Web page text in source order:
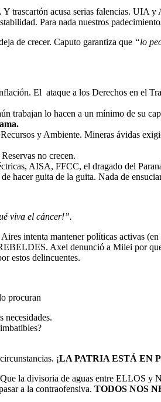
trascartón acusa serias falencias.
Para nada nuestros
de crecer. Caputo garantiza que “lo
El ataque a los Derechos en el
trabajan lo hacen a un mínimo de su
y Ambiente. Mineras ávidas
no crecen.
AISA, FFCC, el dragado del
hacer guita de la guita. Nada de
viva el cáncer!”.
intenta mantener políticas activas
Axel denunció a Milei por
estos delincuentes.
procuran
necesidades.
¡LA PATRIA ESTÁ EN
la divisoria de aguas entre ELLOS
a la contraofensiva. TODOS NOS